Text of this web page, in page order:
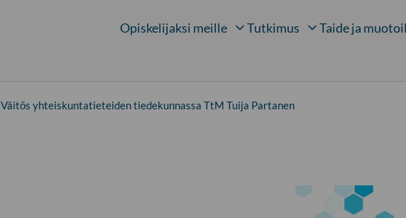
Avaa alavalikko kohteelle
Opiskelijaksi meille
Avaa alavalikko
Tutkimus Taide ja
Väitös yhteiskuntatieteiden tiedekunnassa TtM Tuija Partanen